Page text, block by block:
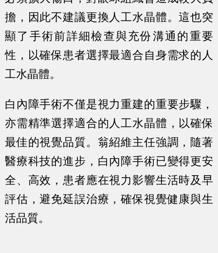
擔，因此不建議更換人工水晶體。這也突
顯了手術前詳細檢查與充份溝通的重要
性，以確保患者選擇最適合自身需求的人
工水晶體。
白內障手術不僅是視力重建的重要步驟，
亦需精準選擇適合的人工水晶體，以確保
最佳的視覺品質。翁紹維主任強調，隨著
醫療科技的進步，白內障手術已變得更安
全、高效，患者應在視力影響生活時及早
評估，避免延誤治療，確保視覺健康與生
活品質。